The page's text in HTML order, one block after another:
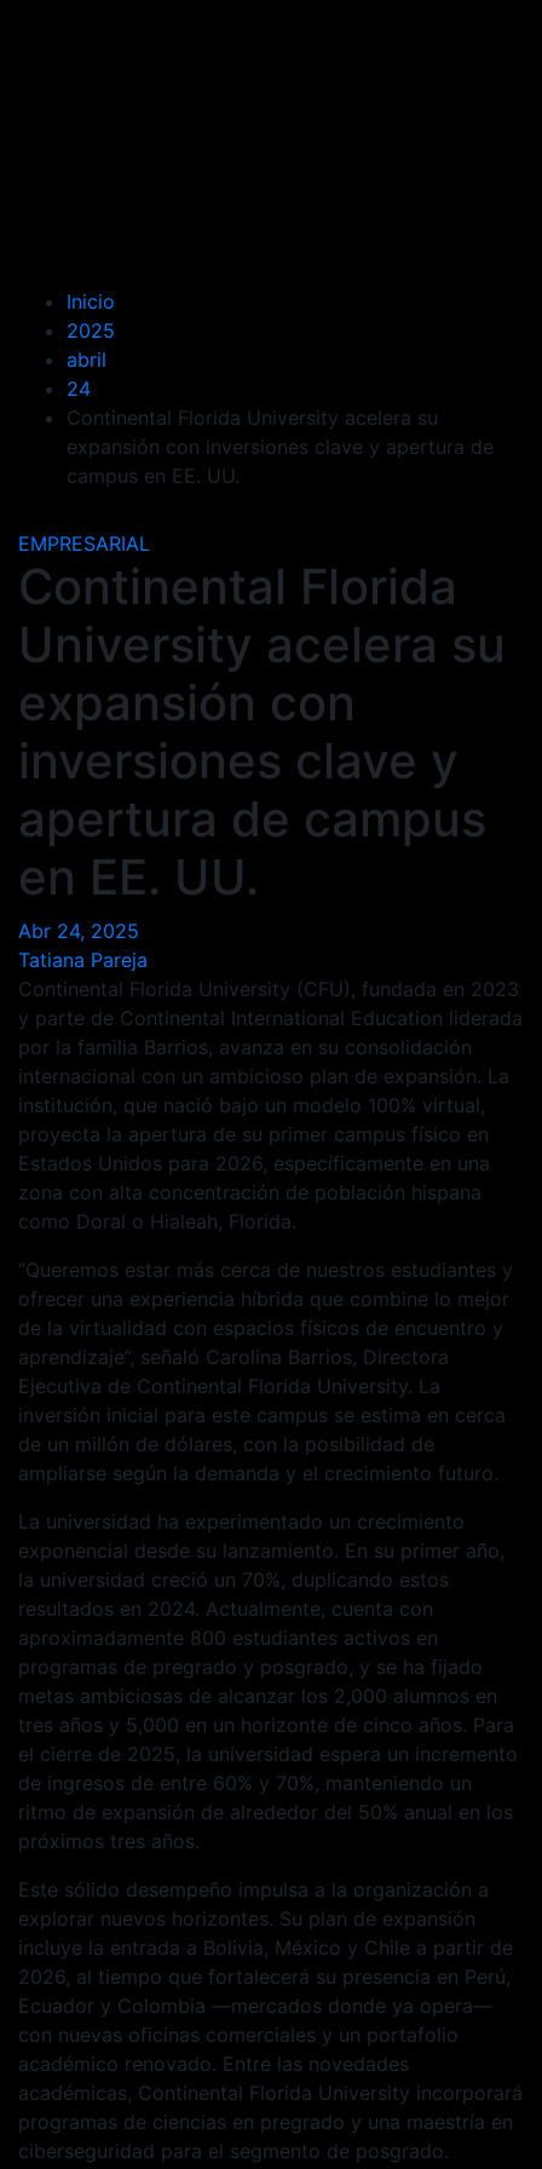
Inicio
2025
abril
24
Continental Florida University acelera su
expansión con inversiones clave y apertura de
campus en EE. UU.
EMPRESARIAL
Continental Florida
University acelera su
expansión con
inversiones clave y
apertura de campus
en EE. UU.
Abr 24, 2025
Tatiana Pareja
Continental Florida University (CFU), fundada en 2023
y parte de Continental International Education liderada
por la familia Barrios, avanza en su consolidación
internacional con un ambicioso plan de expansión. La
institución, que nació bajo un modelo 100% virtual,
proyecta la apertura de su primer campus físico en
Estados Unidos para 2026, específicamente en una
zona con alta concentración de población hispana
como Doral o Hialeah, Florida.
“Queremos estar más cerca de nuestros estudiantes y
ofrecer una experiencia híbrida que combine lo mejor
de la virtualidad con espacios físicos de encuentro y
aprendizaje”, señaló Carolina Barrios, Directora
Ejecutiva de Continental Florida University. La
inversión inicial para este campus se estima en cerca
de un millón de dólares, con la posibilidad de
ampliarse según la demanda y el crecimiento futuro.
La universidad ha experimentado un crecimiento
exponencial desde su lanzamiento. En su primer año,
la universidad creció un 70%, duplicando estos
resultados en 2024. Actualmente, cuenta con
aproximadamente 800 estudiantes activos en
programas de pregrado y posgrado, y se ha fijado
metas ambiciosas de alcanzar los 2,000 alumnos en
tres años y 5,000 en un horizonte de cinco años. Para
el cierre de 2025, la universidad espera un incremento
de ingresos de entre 60% y 70%, manteniendo un
ritmo de expansión de alrededor del 50% anual en los
próximos tres años.
Este sólido desempeño impulsa a la organización a
explorar nuevos horizontes. Su plan de expansión
incluye la entrada a Bolivia, México y Chile a partir de
2026, al tiempo que fortalecerá su presencia en Perú,
Ecuador y Colombia —mercados donde ya opera—
con nuevas oficinas comerciales y un portafolio
académico renovado. Entre las novedades
académicas, Continental Florida University incorporará
programas de ciencias en pregrado y una maestría en
ciberseguridad para el segmento de posgrado.